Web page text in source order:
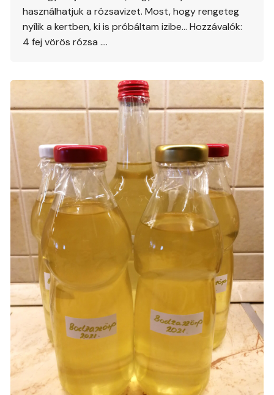
használhatjuk a rózsavizet. Most, hogy rengeteg
nyílik a kertben, ki is próbáltam izibe… Hozzávalók:
4 fej vörös rózsa ….